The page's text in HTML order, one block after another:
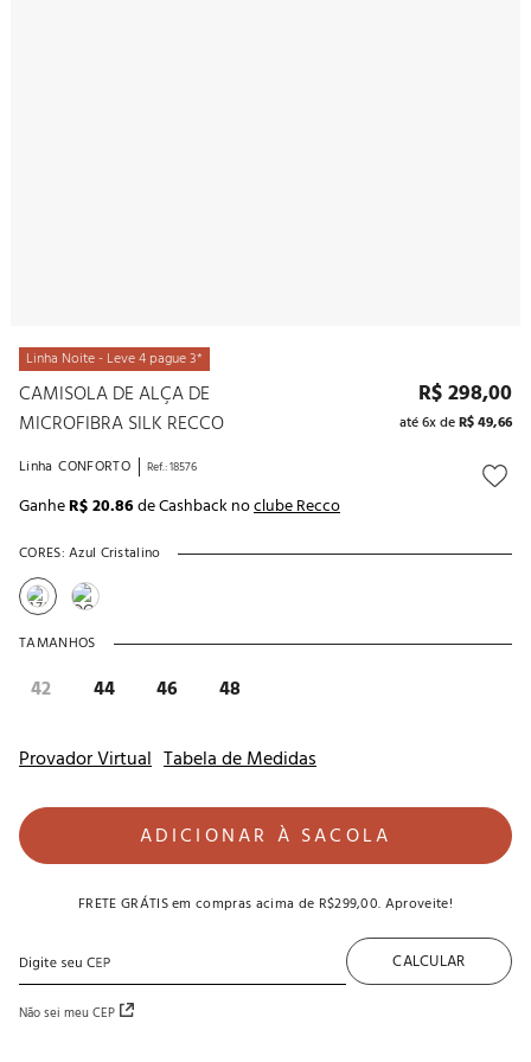
Linha Noite - Leve 4 pague 3*
CAMISOLA DE ALÇA DE
MICROFIBRA SILK RECCO
R$298,00
até6x deR$49,66
Linha CONFORTO Ref.:18576
GanheR$ 20.86de Cashback noclube Recco
CORES: Azul Cristalino
TAMANHOS
42 44 46 48
Provador Virtual Tabela de Medidas
ADICIONAR À SACOLA
FRETE GRÁTISem compras acima de R$299,00. Aproveite!
Não sei meu CEP
CALCULAR